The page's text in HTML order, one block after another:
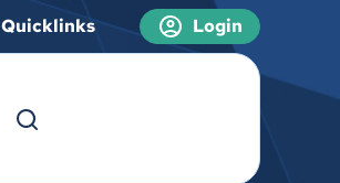
Quicklinks Login